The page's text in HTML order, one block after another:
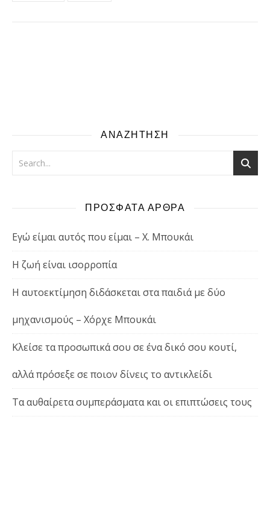
ΑΝΑΖΗΤΗΣΗ
ΠΡΟΣΦΑΤΑ ΑΡΘΡΑ
Εγώ είμαι αυτός που είμαι – Χ. Μπουκάι
Η ζωή είναι ισορροπία
Η αυτοεκτίμηση διδάσκεται στα παιδιά με δύο
μηχανισμούς – Χόρχε Μπουκάι
Κλείσε τα προσωπικά σου σε ένα δικό σου κουτί,
αλλά πρόσεξε σε ποιον δίνεις το αντικλείδι
Τα αυθαίρετα συμπεράσματα και οι επιπτώσεις τους